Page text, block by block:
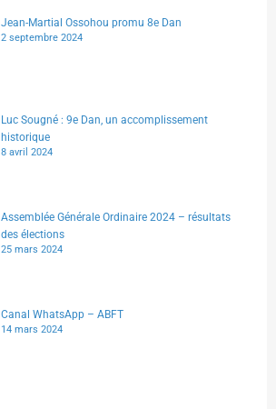
Jean-Martial Ossohou promu 8e Dan
2 septembre 2024
Luc Sougné : 9e Dan, un accomplissement
historique
8 avril 2024
Assemblée Générale Ordinaire 2024 – résultats
des élections
25 mars 2024
Canal WhatsApp – ABFT
14 mars 2024